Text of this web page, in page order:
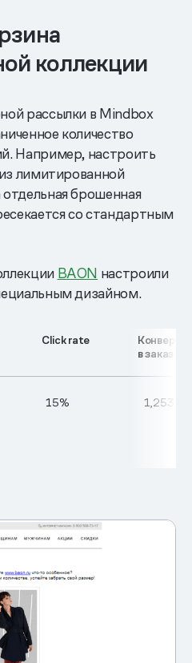
коллекции
рассылки в Mindbox
количество
Например, настроить
лимитированной
брошенная
со стандартным
BAON настроили
дизайном.
Click rate
в заказ
15% 1,253%